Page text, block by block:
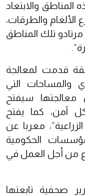
والابتعاد
الألغام والطرقات،
تلك المناطق
قدمت لمعالجة
والمساحات التي
معالجتها سيفتح
آمن، كما يفتح
معربا عن
الحكومية
من أجل العمل في
صحفية تابعتها